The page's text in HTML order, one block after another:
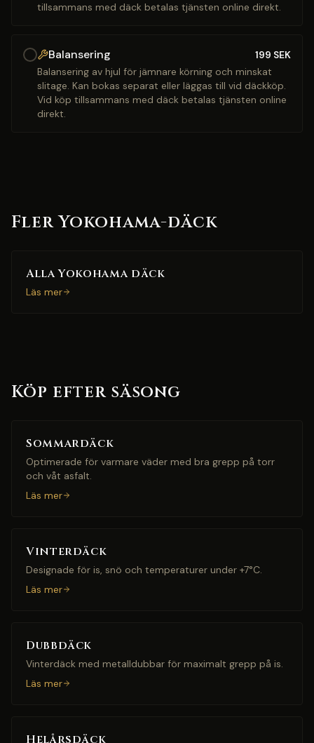
tillsammans med däck betalas tjänsten online direkt.
Balansering 199 SEK
Balansering av hjul för jämnare körning och minskat
slitage. Kan bokas separat eller läggas till vid däckköp.
Vid köp tillsammans med däck betalas tjänsten online
direkt.
Fler Yokohama-däck
Alla Yokohama däck
Läs mer
Köp efter säsong
Sommardäck
Optimerade för varmare väder med bra grepp på torr
och våt asfalt.
Läs mer
Vinterdäck
Designade för is, snö och temperaturer under +7°C.
Läs mer
Dubbdäck
Vinterdäck med metalldubbar för maximalt grepp på is.
Läs mer
Helårsdäck